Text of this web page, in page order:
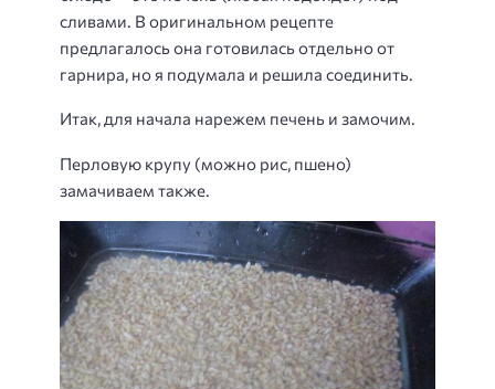
сливами. В оригинальном рецепте
предлагалось она готовилась отдельно от
гарнира, но я подумала и решила соединить.
Итак, для начала нарежем печень и замочим.
Перловую крупу (можно рис, пшено)
замачиваем также.